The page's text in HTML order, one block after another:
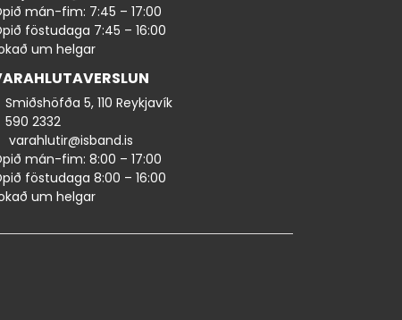
mán-fim: 7:45 – 17:00
föstudaga 7:45 – 16:00
um helgar
Smiðshöfða 5, 110 Reykjavík
590 ​2332
varahlutir@isband.is
mán-fim: 8:00 – 17:00
föstudaga 8:00 – 16:00
um helgar